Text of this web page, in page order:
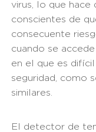
virus, lo que hace
conscientes de
consecuente
cuando se
en el que es
seguridad, como
similares.
El detector de